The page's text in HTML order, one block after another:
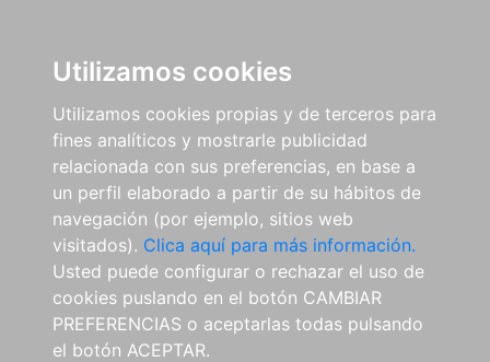
Utilizamos cookies
Utilizamos cookies propias y de terceros para
fines analíticos y mostrarle publicidad
relacionada con sus preferencias, en base a
un perfil elaborado a partir de su hábitos de
navegación (por ejemplo, sitios web
visitados). Clica aquí para más información.
Usted puede configurar o rechazar el uso de
cookies puslando en el botón CAMBIAR
PREFERENCIAS o aceptarlas todas pulsando
el botón ACEPTAR.